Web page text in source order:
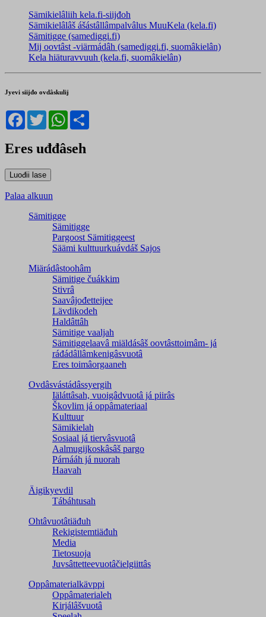
Sämikielâliih kela.fi-siijđoh
Sämikielâlâš ášástâllâmpalvâlus MuuKela (kela.fi)
Sämitigge (samediggi.fi)
Mij oovtâst -viärmádâh (samediggi.fi, suomâkielân)
Kela hiäturavvuuh (kela.fi, suomâkielân)
Jyevi siijđo ovdâskulij
Facebook
TwitterWhatsApp
Eres uđđâseh
Palaa alkuun
Sämitigge
Sämitigge
Pargoost Sämitiggeest
Säämi kulttuurkuávdáš Sajos
Miärádâstoohâm
Sämitige čuákkim
Stivrâ
Saavâjođetteijee
Lävdikodeh
Haldâttâh
Sämitige vaaljah
Sämitiggelaavâ miäldásâš oovtâsttoimâm- já
ráđádâllâmkenigâsvuotâ
Eres toimâorgaaneh
Ovdâsvástádâssyergih
Iäláttâsah, vuoigâdvuotâ já piirâs
Škovlim já oppâmateriaal
Kulttuur
Sämikielah
Sosiaal já tiervâsvuotâ
Aalmugijkoskâsâš pargo
Párnááh já nuorah
Haavah
Äigikyevdil
Tábáhtusah
Ohtâvuotâtiäđuh
Rekigistemtiäđuh
Media
Tietosuoja
Juvsâttetteevuotâčielgiittâs
Oppâmaterialkävppi
Oppâmaterialeh
Kirjálâšvuotâ